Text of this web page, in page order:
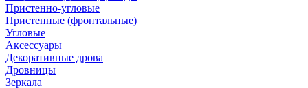
Пристенно-угловые
Пристенные (фронтальные)
Угловые
Аксессуары
Декоративные дрова
Дровницы
Зеркала